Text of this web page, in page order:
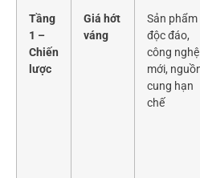
Tầng
1 –
Chiến
lược
Giá hớt
váng
Sản phẩm
độc đáo,
công nghệ
mới,
cung hạn
chế